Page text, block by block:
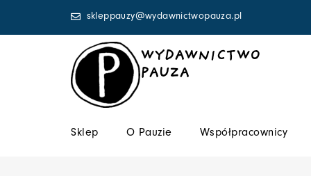
skleppauzy@wydawnictwopauza.pl
WYDAWNICTWO
PAUZA
Sklep O Pauzie Współpracownicy